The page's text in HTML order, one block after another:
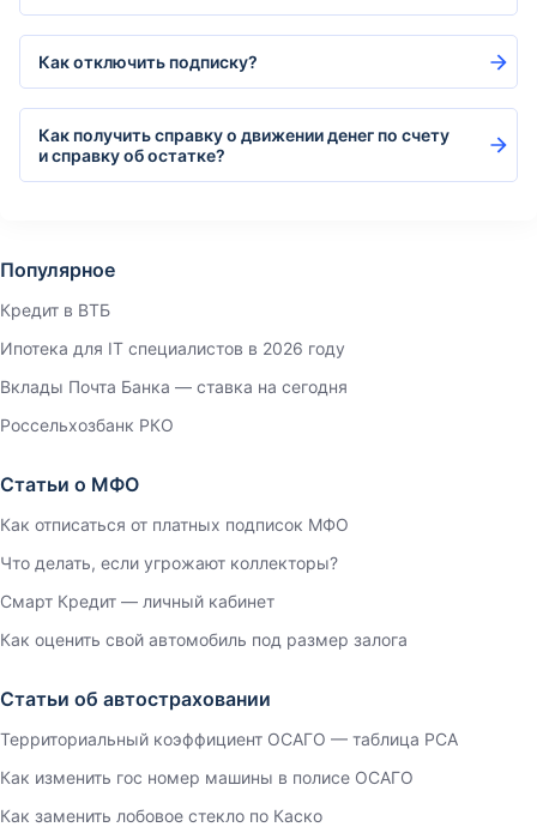
Как отключить подписку?
Как получить справку о движении денег по счету
и справку об остатке?
Популярное
Кредит в ВТБ
Ипотека для IT специалистов в 2026 году
Вклады Почта Банка — ставка на сегодня
Россельхозбанк РКО
Статьи о МФО
Как отписаться от платных подписок МФО
Что делать, если угрожают коллекторы?
Смарт Кредит — личный кабинет
Как оценить свой автомобиль под размер залога
Статьи об автостраховании
Территориальный коэффициент ОСАГО — таблица РСА
Как изменить гос номер машины в полисе ОСАГО
Как заменить лобовое стекло по Каско